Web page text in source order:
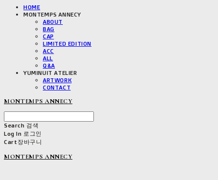
HOME
MONTEMPS ANNECY
ABOUT
BAG
CAP
LIMITED EDITION
ACC
ALL
Q&A
YUMINUIT ATELIER
ARTWORK
CONTACT
MONTEMPS ANNECY
Search 검색
Log In 로그인
Cart장바구니
MONTEMPS ANNECY